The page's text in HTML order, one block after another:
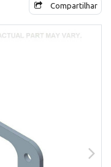
Compartilhar